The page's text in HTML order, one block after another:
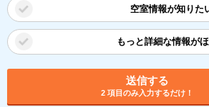
空室情報が知りた
もっと詳細な情報が
送信する
2 項目のみ入力するだけ！